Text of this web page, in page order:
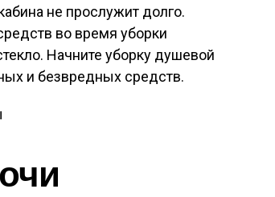
не прослужит долго.
во время уборки
Начните уборку душевой
и безвредных средств.